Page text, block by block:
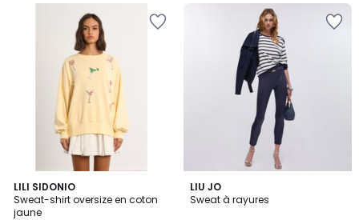
LILI SIDONIO
Sweat-shirt oversize en coton
jaune
LIU JO
Sweat à rayures